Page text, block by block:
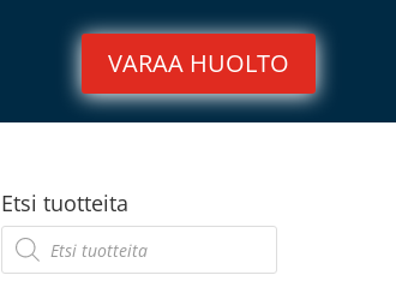
VARAA HUOLTO
Etsi tuotteita
Products
search